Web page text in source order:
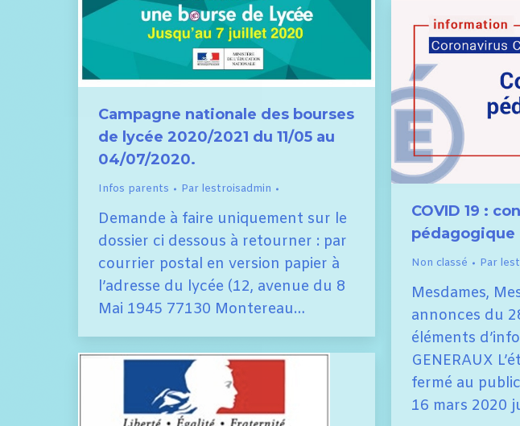
Campagne nationale des bourses
de lycée 2020/2021 du 11/05 au
04/07/2020.
Infos parents Par lestroisadmin
Demande à faire uniquement sur le
dossier ci dessous à retourner : par
courrier postal en version papier à
l’adresse du lycée (12, avenue du 8
Mai 1945 77130 Montereau…
COVID 19 :
pédagogique
Non classé Par
Mesdames,
annonces du
éléments
GENERAUX
fermé au
16 mars 2020